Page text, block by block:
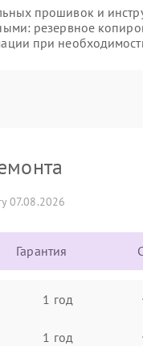
прошивок и
резервное
при
07.08.2026
Гарантия
1 год
1 год